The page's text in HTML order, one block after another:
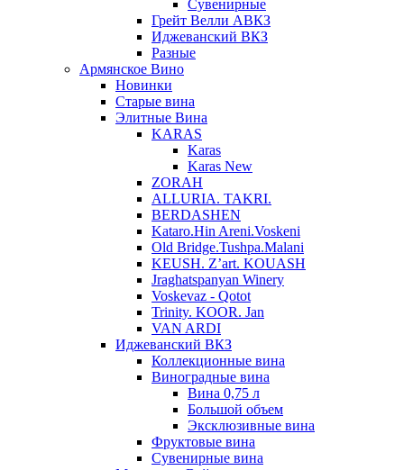
Сувенирные
Грейт Велли АВКЗ
Иджеванский ВКЗ
Разные
Армянское Вино
Новинки
Старые вина
Элитные Вина
KARAS
Karas
Karas New
ZORAH
ALLURIA. TAKRI.
BERDASHEN
Kataro.Hin Areni.Voskeni
Old Bridge.Tushpa.Malani
KEUSH. Z’art. KOUASH
Jraghatspanyan Winery
Voskevaz - Qotot
Trinity. KOOR. Jan
VAN ARDI
Иджеванский ВКЗ
Коллекционные вина
Виноградные вина
Вина 0,75 л
Большой объем
Эксклюзивные вина
Фруктовые вина
Cувенирные вина